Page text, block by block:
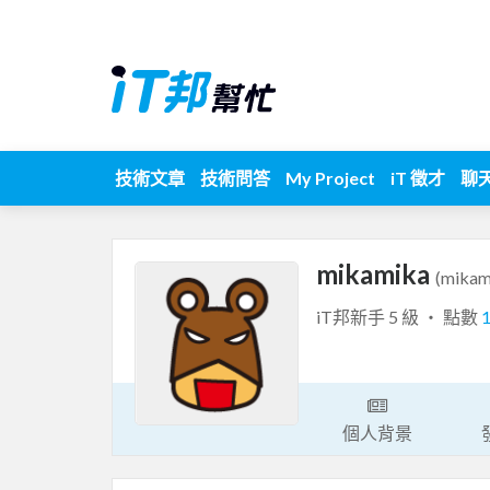
技術文章 技術問答 My Project iT 徵才 聊
mikamika
iT邦新手 5 級 ‧ 點數
個人背景